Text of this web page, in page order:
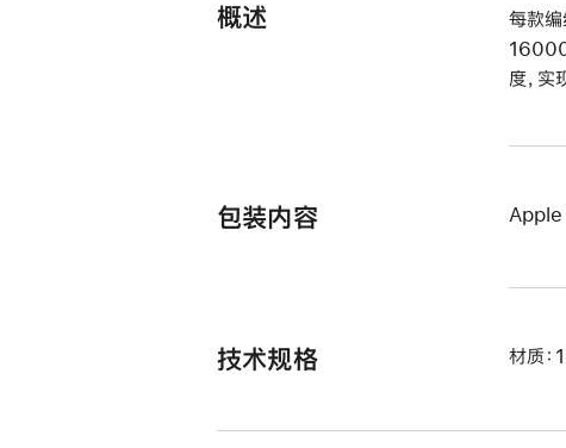
概述
每款编
16000
度，实
包装内容 Apple
技术规格 材质